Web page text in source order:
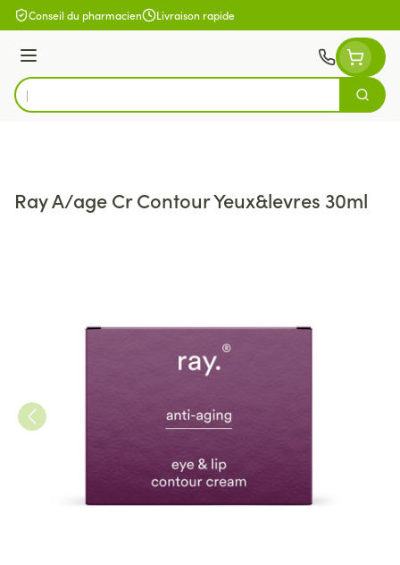
Aller au contenu
Conseil du pharmacien Livraison rapide
Menu
Rechercher
Ray A/age Cr Contour Yeux&levres 30ml